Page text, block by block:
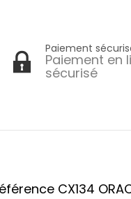
Paiement
Paiement en
sécurisé
CX134